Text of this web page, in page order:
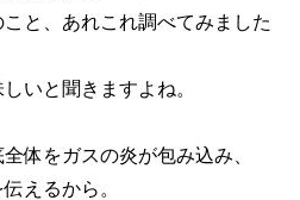
と、あれこれ調べてみました
いと聞きますよね。
体をガスの炎が包み込み、
えるから。